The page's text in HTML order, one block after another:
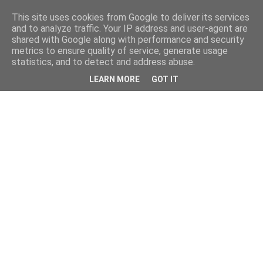
This site uses cookies from Google to deliver its services
and to analyze traffic. Your IP address and user-agent are
shared with Google along with performance and security
metrics to ensure quality of service, generate usage
statistics, and to detect and address abuse.
LEARN MORE GOT IT